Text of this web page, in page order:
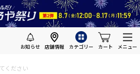
お知らせ 店舗情報 カテゴリー カート メニュー